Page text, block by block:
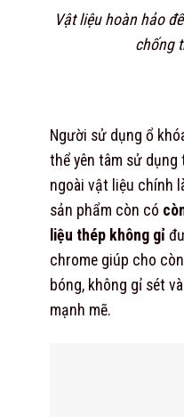
Vật liệu hoàn hảo
chống
Người sử dụng ổ
thể yên tâm sử
ngoài vật liệu chính
sản phẩm còn có
liệu thép không gỉ
chrome giúp cho
bóng, không gỉ sét
mạnh mẽ.